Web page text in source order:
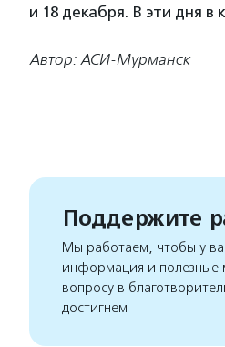
и 18 декабря. В эти дня в
Автор: АСИ-Мурманск
Поддержите
Мы работаем, чтобы у
информация и
вопросу в
достигнем